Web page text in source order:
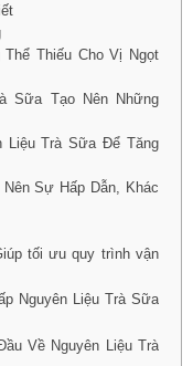
Thiếu Cho Vị Ngọt
Sữa Tạo Nên Những
Liệu Trà Sữa Để Tăng
Sự Hấp Dẫn, Khác
tối ưu quy trình vận
Nguyên Liệu Trà Sữa
Về Nguyên Liệu Trà